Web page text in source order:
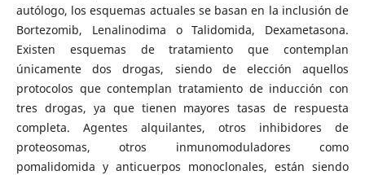
autólogo, los esquemas actuales se basan en la inclusión de
Bortezomib, Lenalinodima o Talidomida, Dexametasona.
Existen esquemas de tratamiento que contemplan
únicamente dos drogas, siendo de elección aquellos
protocolos que contemplan tratamiento de inducción con
tres drogas, ya que tienen mayores tasas de respuesta
completa. Agentes alquilantes, otros inhibidores de
proteosomas, otros inmunomoduladores como
pomalidomida y anticuerpos monoclonales, están siendo